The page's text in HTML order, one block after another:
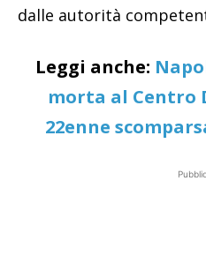
dalle autorità
Leggi anche:
morta al Centro
22enne